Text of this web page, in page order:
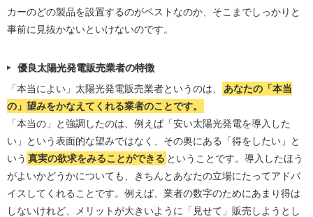
カーのどの製品を設置するのがベストなのか、そこまでしっかりと
事前に見抜かないといけないのです。
優良太陽光発電販売業者の特徴
「本当によい」太陽光発電販売業者というのは、
あなたの「本当
の」望みをかなえてくれる業者のことです。
「本当の」と強調したのは、例えば「安い太陽光発電を導入した
い」という表面的な望みではなく、その奥にある「得をしたい」と
いう 真実の欲求をみることができる ということです。導入したほう
がよいかどうかについても、きちんとあなたの立場にたってアドバ
イスしてくれることです。例えば、業者の数字のためにあまり得は
しないけれど、メリットが大きいように「見せて」販売しようとし